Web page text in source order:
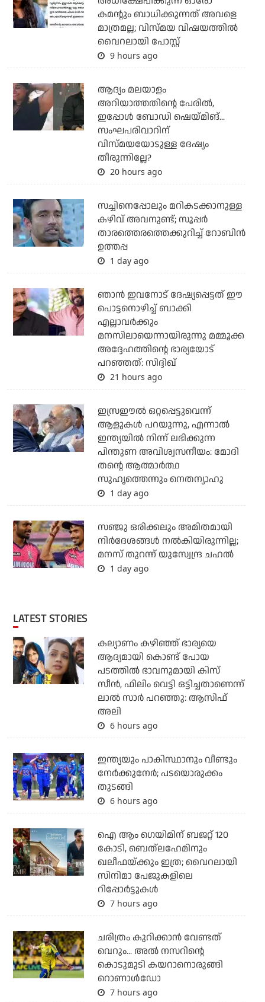
കമന്റും ബാധിക്കുന്നത് അവളെ
മാത്രമല്ല; വിസ്മയ വിഷയത്തില്‍
വൈറലായി പോസ്റ്റ്
9 hours ago
ആദ്യം മലയാളം
അറിയാത്തതിന്റെ പേരില്‍,
ഇപ്പോള്‍ ബോഡി ഷെയ്മിങ്...
സംഘപരിവാറിന്
വിസ്മയയോടുള്ള ദേഷ്യം
തീരുന്നില്ലേ?
20 hours ago
സച്ചിനെപ്പോലും മറികടക്കാനുള്ള
കഴിവ് അവനുണ്ട്; സൂപ്പര്‍
താരത്തെരത്തെക്കുറിച്ച് റോബിന്‍
ഉത്തപ്പ
1 day ago
ഞാന്‍ ഇവനോട് ദേഷ്യപ്പെട്ടത് ഈ
പൊട്ടനൊഴിച്ച് ബാക്കി
എല്ലാവര്‍ക്കും
മനസിലായെന്നായിരുന്നു മമ്മൂക്ക
അദ്ദേഹത്തിന്റെ ഭാര്യയോട്
പറഞ്ഞത്: സിദ്ദിഖ്
21 hours ago
ഇസ്രഈല്‍ ഒറ്റപ്പെട്ടുവെന്ന്
ആളുകള്‍ പറയുന്നു, എന്നാല്‍
ഇന്ത്യയില്‍ നിന്ന് ലഭിക്കുന്ന
പിന്തുണ അവിശ്വസനീയം: മോദി
തന്റെ ആത്മാര്‍ത്ഥ
സുഹൃത്തെന്നും നെതന്യാഹു
1 day ago
സഞ്ജു ഒരിക്കലും അമിതമായി
നിര്‍ദേശങ്ങള്‍ നല്‍കിയിരുന്നില്ല;
മനസ് തുറന്ന് യുസ്വേന്ദ്ര ചഹല്‍
1 day ago
LATEST STORIES
കല്യാണം കഴിഞ്ഞ് ഭാര്യയെ
ആദ്യമായി കൊണ്ട് പോയ
പടത്തില്‍ ഭാവനുമായി കിസ്
സീന്‍, ഫിലിം വെട്ടി ഒട്ടിച്ചതാണെന്ന്
ലാല്‍ സാര്‍ പറഞ്ഞു: ആസിഫ്
അലി
6 hours ago
ഇന്ത്യയും പാകിസ്ഥാനും വീണ്ടും
നേര്‍ക്കുനേര്‍; പടയൊരുക്കം
തുടങ്ങി
6 hours ago
ഐ ആം ഗെയിമിന് ബജറ്റ് 120
കോടി, ബെത്‌ലഹേമിനും
ഖലീഫയ്ക്കും ഇത്ര; വൈറലായി
സിനിമാ പേജുകളിലെ
റിപ്പോര്‍ട്ടുകള്‍
7 hours ago
ചരിത്രം കുറിക്കാന്‍ വേണ്ടത്
വെറും... അല്‍ നസറിന്റെ
കൊടുമുടി കയറാനൊരുങ്ങി
റൊണാള്‍ഡോ
7 hours ago